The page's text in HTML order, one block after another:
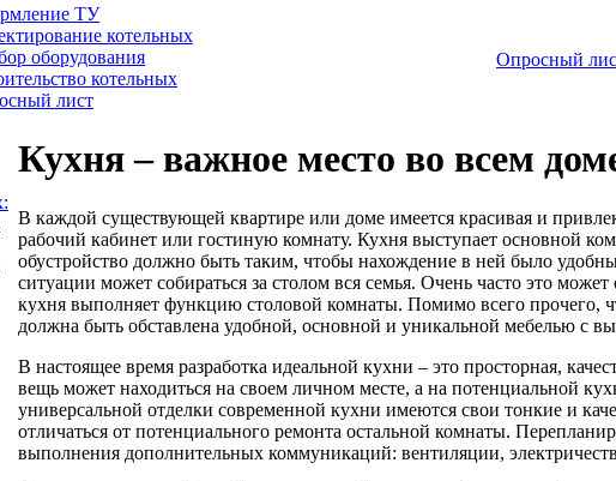
ТУ
котельных
оборудования
котельных
лист
Опросный
Кухня – важное место во всем
В каждой существующей квартире или доме имеется красивая и
рабочий кабинет или гостиную комнату. Кухня выступает основной
обустройство должно быть таким, чтобы нахождение в ней было
ситуации может собираться за столом вся семья. Очень часто это
кухня выполняет функцию столовой комнаты. Помимо всего прочего,
должна быть обставлена удобной, основной и уникальной мебелью с
В настоящее время разработка идеальной кухни – это просторная,
вещь может находиться на своем личном месте, а на потенциальной
универсальной отделки современной кухни имеются свои тонкие и
отличаться от потенциального ремонта остальной комнаты.
выполнения дополнительных коммуникаций: вентиляции,